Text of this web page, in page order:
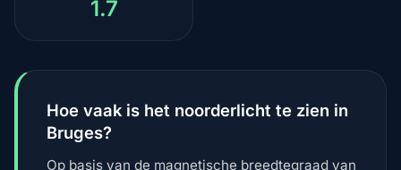
1.7
Hoe vaak is het noorderlicht te zien in
Bruges?
Op basis van de magnetische breedtegraad van